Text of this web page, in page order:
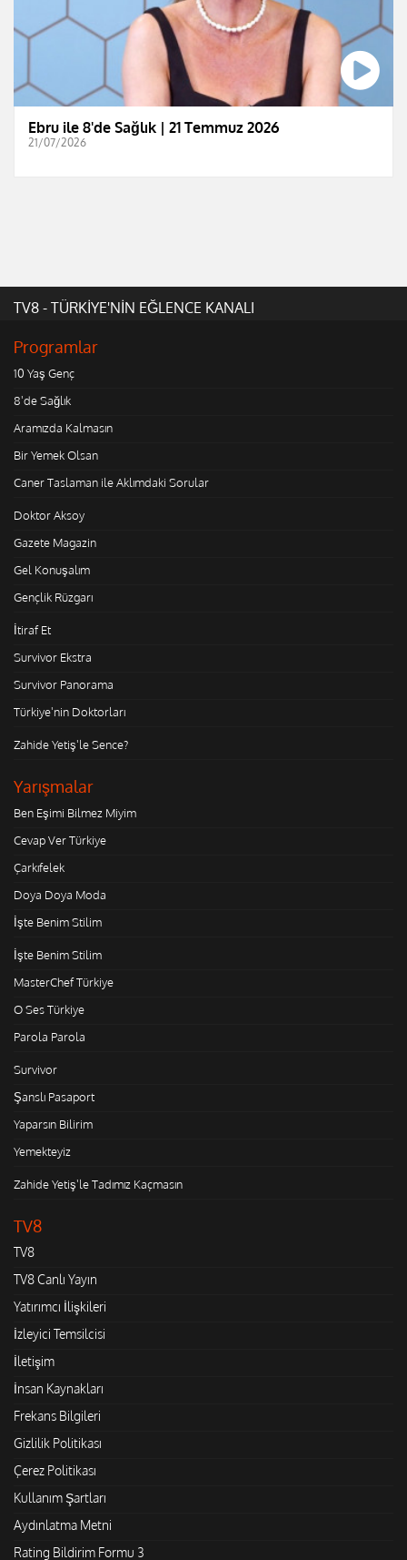
Ebru ile 8'de Sağlık | 21 Temmuz 2026
21/07/2026
TV8 - TÜRKİYE'NİN EĞLENCE KANALI
Programlar
10 Yaş Genç
8'de Sağlık
Aramızda Kalmasın
Bir Yemek Olsan
Caner Taslaman ile Aklımdaki Sorular
Doktor Aksoy
Gazete Magazin
Gel Konuşalım
Gençlik Rüzgarı
İtiraf Et
Survivor Ekstra
Survivor Panorama
Türkiye'nin Doktorları
Zahide Yetiş'le Sence?
Yarışmalar
Ben Eşimi Bilmez Miyim
Cevap Ver Türkiye
Çarkıfelek
Doya Doya Moda
İşte Benim Stilim
İşte Benim Stilim
MasterChef Türkiye
O Ses Türkiye
Parola Parola
Survivor
Şanslı Pasaport
Yaparsın Bilirim
Yemekteyiz
Zahide Yetiş'le Tadımız Kaçmasın
TV8
TV8
TV8 Canlı Yayın
Yatırımcı İlişkileri
İzleyici Temsilcisi
İletişim
İnsan Kaynakları
Frekans Bilgileri
Gizlilik Politikası
Çerez Politikası
Kullanım Şartları
Aydınlatma Metni
Rating Bildirim Formu 3